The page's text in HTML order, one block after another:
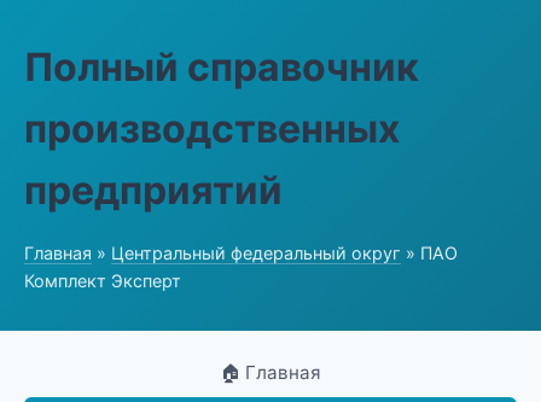
Полный справочник
производственных
предприятий
Главная » Центральный федеральный округ » ПАО
Комплект Эксперт
🏠 Главная